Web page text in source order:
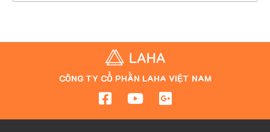
CÔNG TY CỔ PHẦN LAHA VIỆT NAM